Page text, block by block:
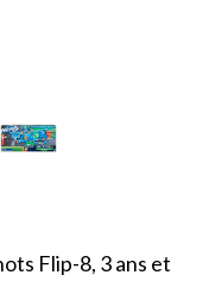
Flip-8, 3 ans et